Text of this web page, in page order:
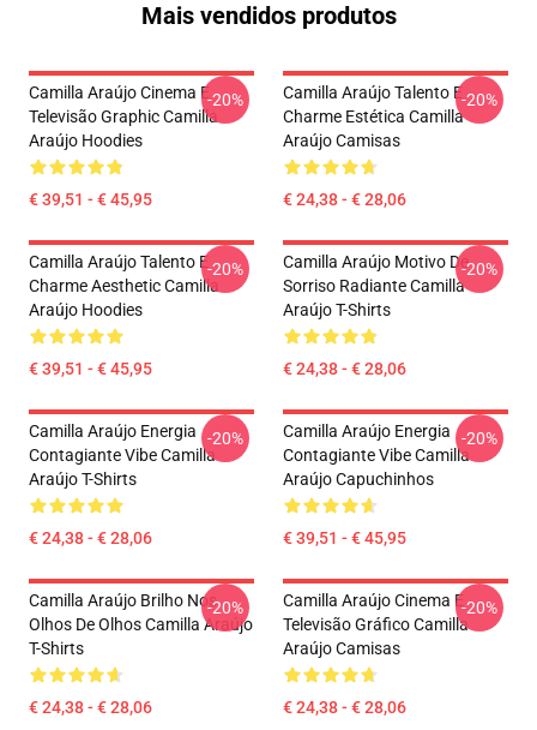
Mais vendidos produtos
Camilla Araújo Cinema E
Televisão Graphic Camilla
Araújo Hoodies
€ 39,51 - € 45,95
-20%
Camilla Araújo Talento E
Charme Estética Camilla
Araújo Camisas
€ 24,38 - € 28,06
-20%
Camilla Araújo Talento E
Charme Aesthetic Camilla
Araújo Hoodies
€ 39,51 - € 45,95
-20%
Camilla Araújo Motivo De
Sorriso Radiante Camilla
Araújo T-Shirts
€ 24,38 - € 28,06
-20%
Camilla Araújo Energia
Contagiante Vibe Camilla
Araújo T-Shirts
€ 24,38 - € 28,06
-20%
Camilla Araújo Energia
Contagiante Vibe Camilla
Araújo Capuchinhos
€ 39,51 - € 45,95
-20%
Camilla Araújo Brilho Nos
Olhos De Olhos Camilla Araújo
T-Shirts
€ 24,38 - € 28,06
-20%
Camilla Araújo Cinema E
Televisão Gráfico Camilla
Araújo Camisas
€ 24,38 - € 28,06
-20%